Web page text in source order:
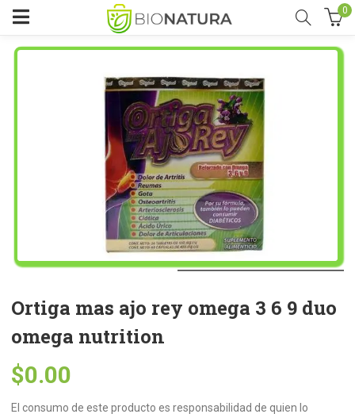
0
Ortiga mas ajo rey omega 3 6 9 duo
omega nutrition
$0.00
El consumo de este producto es responsabilidad de quien lo